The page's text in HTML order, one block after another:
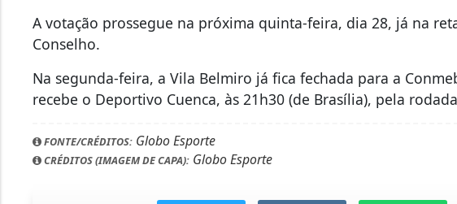
A votação prossegue na próxima quinta-feira, dia 28, já na
Conselho.
Na segunda-feira, a Vila Belmiro já fica fechada para a
recebe o Deportivo Cuenca, às 21h30 (de Brasília), pela
FONTE/CRÉDITOS: Globo Esporte
CRÉDITOS (IMAGEM DE CAPA): Globo Esporte